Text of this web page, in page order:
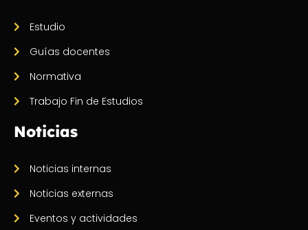
Estudio
Guías docentes
Normativa
Trabajo Fin de Estudios
Noticias
Noticias internas
Noticias externas
Eventos y actividades